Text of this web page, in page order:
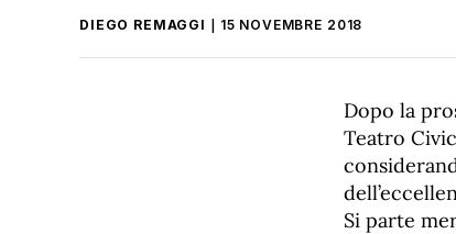
DIEGO REMAGGI 15 NOVEMBRE 2018
Dopo la
Teatro
Si parte